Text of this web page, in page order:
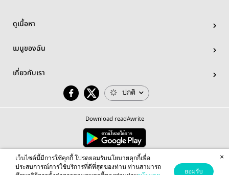
ดูเนื้อหา
เมนูของฉัน
เกี่ยวกับเรา
ปกติ
Download readAwrite
© 2026 readAwrite.com by MEB Corporation Public Company Limited
This site is protected by reCAPTCHA and the Google Privacy Policy Terms of Serviceapply.
เว็บไซต์นี้มีการใช้คุกกี้ โปรดยอมรับนโยบายคุกกี้เพื่อ
ประสบการณ์การใช้บริการที่ดีที่สุดของท่าน ท่านสามารถ
ยอมรับ
×